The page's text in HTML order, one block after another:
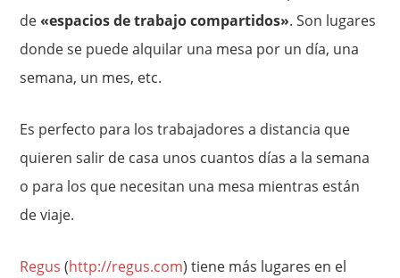
de«espacios de trabajo compartidos». Son lugares
donde se puede alquilar una mesa por un día, una
semana, un mes, etc.
Es perfecto para los trabajadores a distancia que
quieren salir de casa unos cuantos días a la semana
o para los que necesitan una mesa mientras están
de viaje.
Regus (http://regus.com) tiene más lugares en el